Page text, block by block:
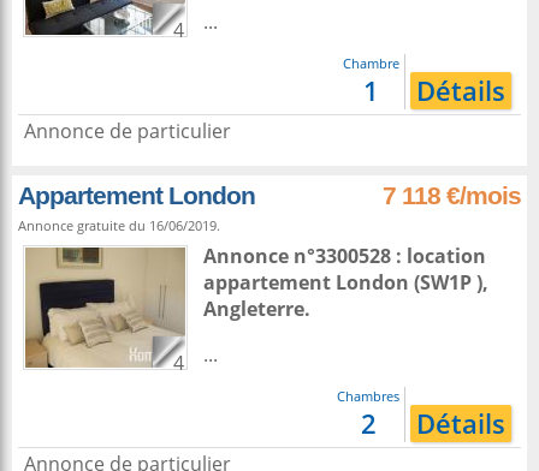
4
...
Chambre
1 Détails
Annonce de particulier
Appartement London 7 118 €/mois
Annonce gratuite du 16/06/2019.
4
Annonce n°3300528 : location
appartement London (SW1P ),
Angleterre.
...
Chambres
2 Détails
Annonce de particulier